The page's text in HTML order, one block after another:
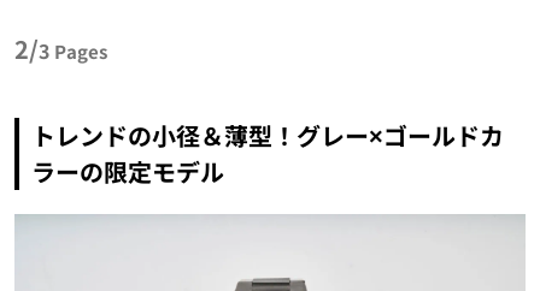
2/3 Pages
トレンドの小径＆薄型！グレー×ゴールドカ
ラーの限定モデル